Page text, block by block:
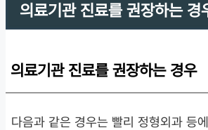
의료기관 진료를 권장하는
의료기관 진료를 권장하는 경우
다음과 같은 경우는 빨리 정형외과 등